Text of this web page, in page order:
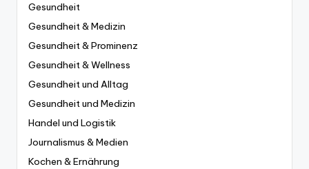
Gesundheit
Gesundheit & Medizin
Gesundheit & Prominenz
Gesundheit & Wellness
Gesundheit und Alltag
Gesundheit und Medizin
Handel und Logistik
Journalismus & Medien
Kochen & Ernährung